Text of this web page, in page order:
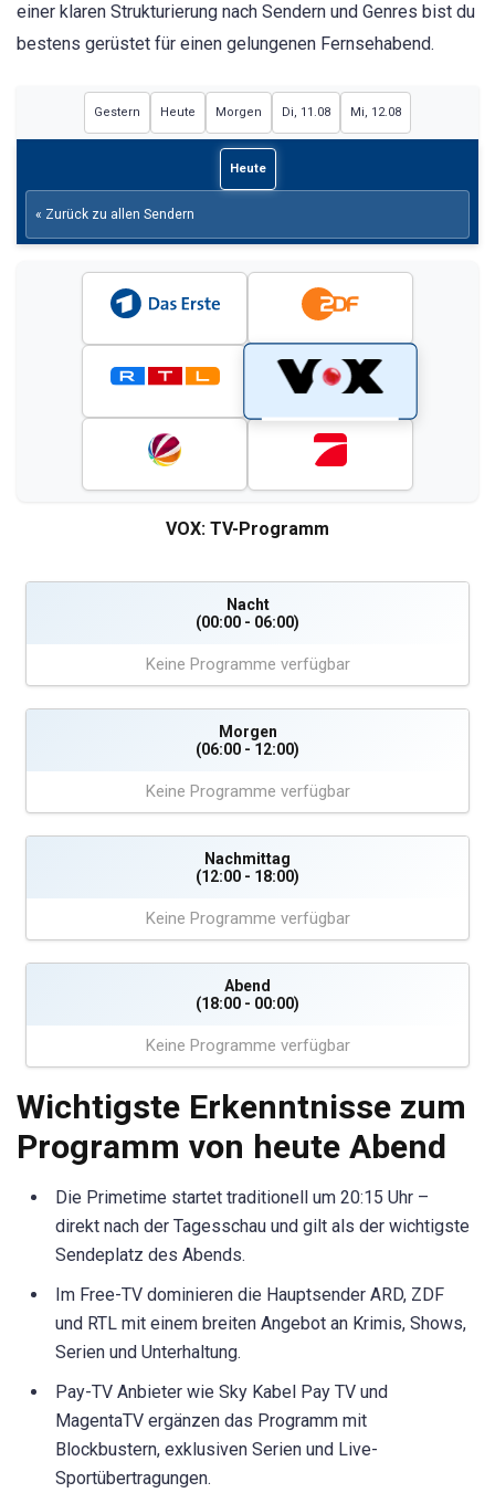
einer klaren Strukturierung nach Sendern und Genres bist du
bestens gerüstet für einen gelungenen Fernsehabend.
Gestern Heute Morgen Di, 11.08 Mi, 12.08
Heute
« Zurück zu allen Sendern
VOX: TV-Programm
Nacht
(00:00 - 06:00)
Keine Programme verfügbar
Morgen
(06:00 - 12:00)
Keine Programme verfügbar
Nachmittag
(12:00 - 18:00)
Keine Programme verfügbar
Abend
(18:00 - 00:00)
Keine Programme verfügbar
Wichtigste Erkenntnisse zum
Programm von heute Abend
Die Primetime startet traditionell um 20:15 Uhr –
direkt nach der Tagesschau und gilt als der wichtigste
Sendeplatz des Abends.
Im Free-TV dominieren die Hauptsender ARD, ZDF
und RTL mit einem breiten Angebot an Krimis, Shows,
Serien und Unterhaltung.
Pay-TV Anbieter wie Sky Kabel Pay TV und
MagentaTV ergänzen das Programm mit
Blockbustern, exklusiven Serien und Live-
Sportübertragungen.